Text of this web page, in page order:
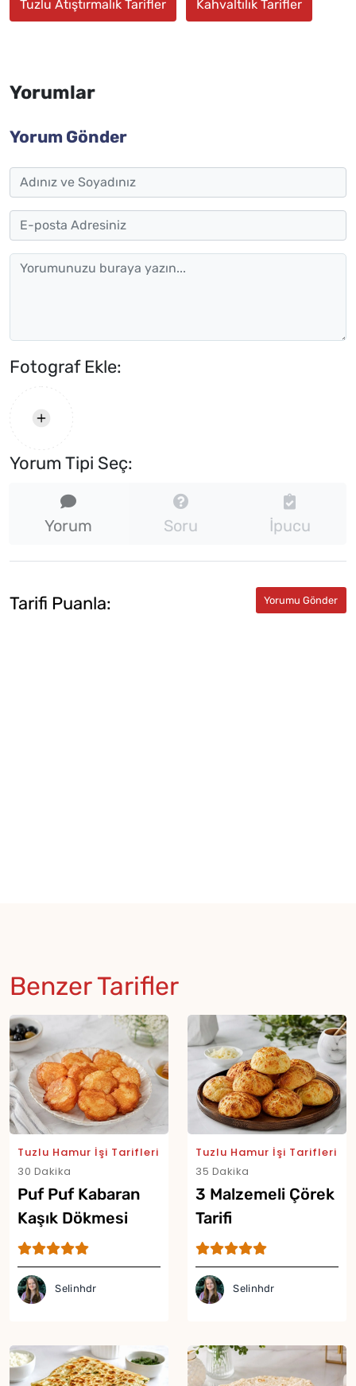
Tuzlu Atıştırmalık Tarifler Kahvaltılık Tarifler
Yorumlar
Yorum Gönder
Fotograf Ekle:
Yorum Tipi Seç:
Yorum Soru İpucu
Tarifi Puanla:
Benzer Tarifler
Tuzlu Hamur İşi Tarifleri
30 Dakika
Puf Puf Kabaran
Kaşık Dökmesi
Tarifi
Selinhdr
Tuzlu Hamur İşi Tarifleri
35 Dakika
3 Malzemeli Çörek
Tarifi
Selinhdr